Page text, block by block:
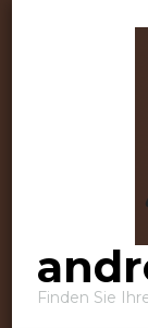
Finden Sie